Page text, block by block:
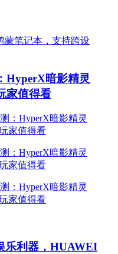
HyperX暗影精灵
家值得看
乐利器，HUAWEI